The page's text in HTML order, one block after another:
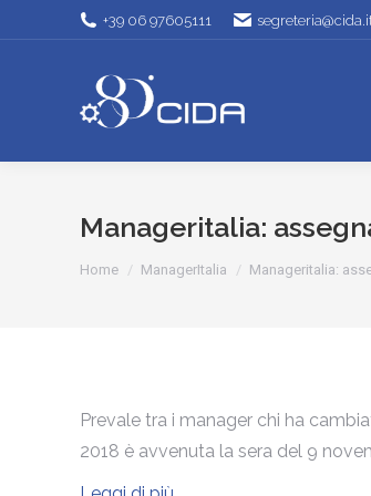
+39 06 97605111
Manageritalia:
Tu sei qui:
Home ManagerItalia Manageritalia:
Prevale tra i manager chi ha
2018 è avvenuta la sera del 9